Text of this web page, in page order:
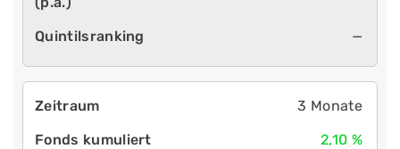
—
3 Monate
2,10 %